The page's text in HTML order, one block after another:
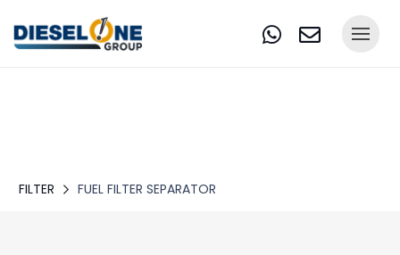
FILTER FUEL FILTER SEPARATOR